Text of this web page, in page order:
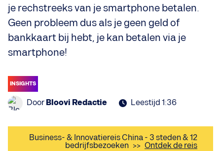
je rechstreeks van je smartphone betalen.
Geen probleem dus als je geen geld of
bankkaart bij hebt, je kan betalen via je
smartphone!
INSIGHTS
Door Bloovi Redactie Leestijd 1:36
Business- & Innovatiereis China - 3 steden & 12
bedrijfsbezoeken >> Ontdek de reis